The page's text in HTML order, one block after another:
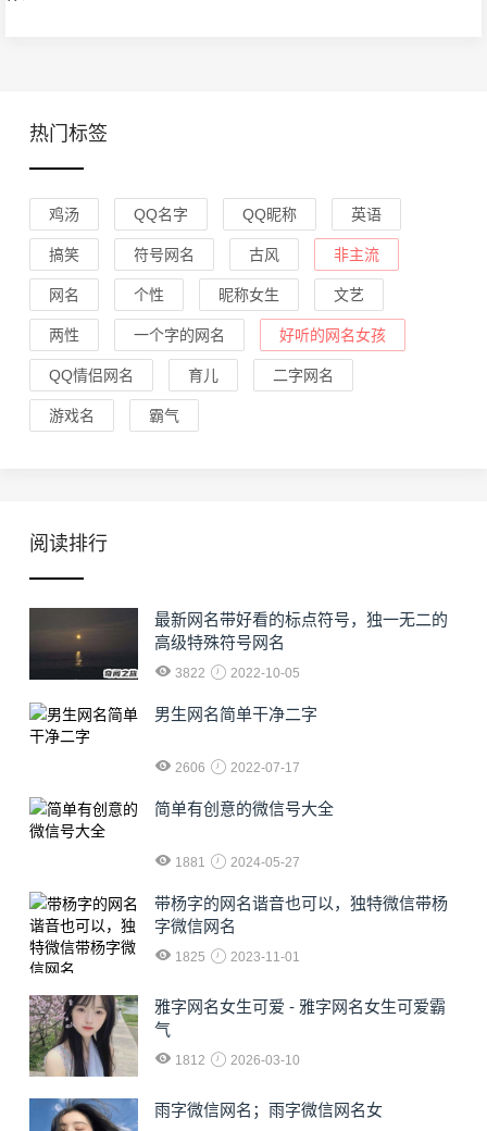
热门标签
鸡汤 QQ名字 QQ昵称 英语
搞笑 符号网名 古风 非主流
网名 个性 昵称女生 文艺
两性 一个字的网名 好听的网名女孩
QQ情侣网名 育儿 二字网名
游戏名 霸气
阅读排行
最新网名带好看的标点符号，独一无二的
高级特殊符号网名
3822 2022-10-05
男生网名简单干净二字
2606 2022-07-17
简单有创意的微信号大全
1881 2024-05-27
​带杨字的网名谐音也可以，独特微信带杨
字微信网名
1825 2023-11-01
雅字网名女生可爱 - 雅字网名女生可爱霸
气
1812 2026-03-10
雨字微信网名；雨字微信网名女